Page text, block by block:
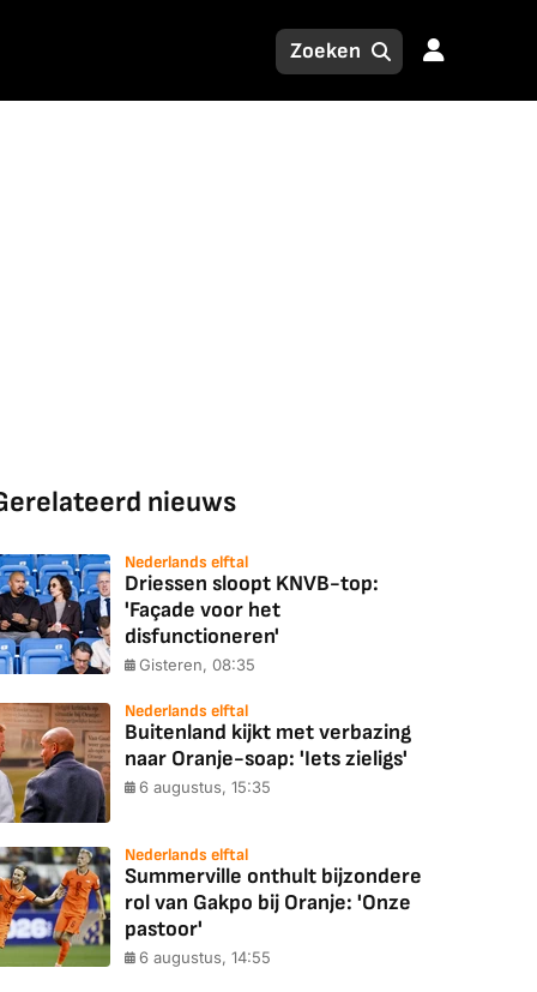
nieuws
Nederlands elftal
Driessen sloopt KNVB-top:
'Façade voor het
disfunctioneren'
Gisteren, 08:35
Nederlands elftal
Buitenland kijkt met verbazing
naar Oranje-soap: 'Iets zieligs'
6 augustus, 15:35
Nederlands elftal
Summerville onthult bijzondere
rol van Gakpo bij Oranje: 'Onze
pastoor'
6 augustus, 14:55